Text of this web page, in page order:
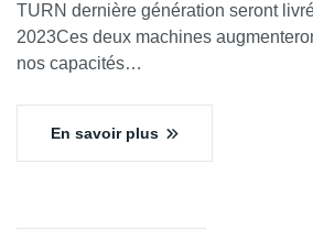
TURN dernière génération seront
2023Ces deux machines
nos capacités…
En savoir plus